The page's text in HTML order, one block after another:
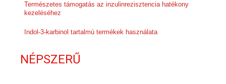
Természetes támogatás az inzulinrezisztencia hatékony
kezeléséhez
Indol-3-karbinol tartalmú termékek használata
NÉPSZERŰ